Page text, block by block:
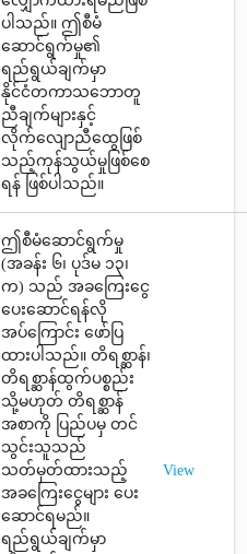
ပါသည်။ ဤစီမံ
ဆောင်ရွက်မှု၏
ရည်ရွယ်ချက်မှာ
နိုင်ငံတကာသဘောတူ
ညီချက်များနှင့်
လိုက်လျောညီထွေဖြစ်
သည့်ကုန်သွယ်မှုဖြစ်စေ
ရန် ဖြစ်ပါသည်။
ဤစီမံဆောင်ရွက်မှု
(အခန်း ၆၊ ပုဒ်မ ၁၃၊
က) သည် အခကြေးငွေ
ပေးဆောင်ရန်လို
အပ်ကြောင်း ဖော်ပြ
ထားပါသည်။ တိရစ္ဆာန်၊
တိရစ္ဆာန်ထွက်ပစ္စည်း
သို့မဟုတ် တိရစ္ဆာန်
အစာကို ပြည်ပမှ တင်
သွင်းသူသည်
သတ်မှတ်ထားသည့်
အခကြေးငွေများ ပေး
ဆောင်ရမည်။
ရည်ရွယ်ချက်မှာ
View